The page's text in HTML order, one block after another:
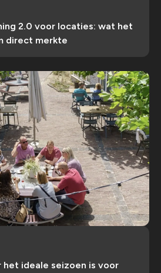
2.0 voor locaties: wat het
direct merkte
het ideale seizoen is voor